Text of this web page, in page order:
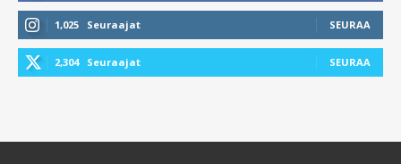
1,025 Seuraajat SEURAA
2,304 Seuraajat SEURAA